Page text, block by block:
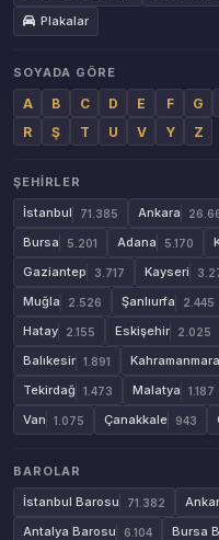
Plakalar
SOYADA GÖRE
A B C D E F G
R
Ş T U V Y Z
ŞEHIRLER
İstanbul
71.385 Ankara
Bursa 5.201 Adana 5.170
Gaziantep 3.717 Kayseri
Muğla 2.526 Şanlıurfa 2.445
Hatay 2.155 Eskişehir 2.025
Balıkesir 1.891
Tekirdağ 1.473 Malatya 1.187
Van 1.075 Çanakkale 943
BAROLAR
İstanbul Barosu
71.382
Antalya Barosu 6.104 Bursa